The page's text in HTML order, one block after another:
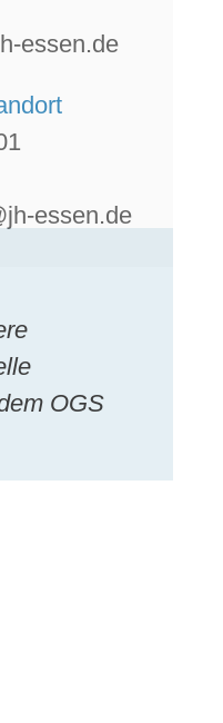
essen.de
essen.de
OGS